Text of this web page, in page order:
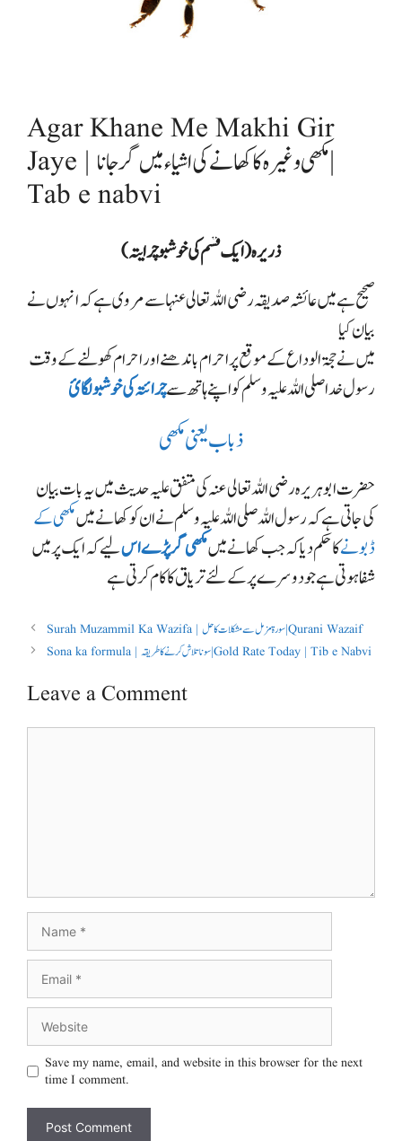
Agar Khane Me Makhi Gir
Jaye | مکھی وغیرہ کا کھانے کی اشیاء میں گر جانا |
Tab e nabvi
ذریرہ (ایک قسم کی خوشبو چرایتہ)
صحیح ہے میں عائشہ صدیقہ رضی اللہ تعالی عنہا سے مروی ہے کہ انہوں نے
بیان کیا
میں نے حجۃ الوداع کے موقع پر احرام باندھنے اور احرام کھولنے کے وقت
رسول خدا صلی اللہ علیہ وسلم کو اپنے ہاتھ سےچرائتہ کی خوشبو لگائ
ذباب یعنی مکھی
حضرت ابوہریرہ رضی اللہ تعالی عنہ کی متفق علیہ حدیث میں یہ بات بیان
کی جاتی ہے کہ رسول اللہ صلی اللہ علیہ وسلم نے ان کو کھانے میںمکھی کے
ڈبونےکا حکم دیا کہ جب کھانے میںمکھی گر پڑے اسلیے کہ ایک پر میں
شفا ہوتی ہے جو دوسرے پر کے لئے تریاق کا کام کرتی ہے
Surah Muzammil Ka Wazifa | سورۃ مزمل سے مشکلات کا حل | Qurani Wazaif
Sona ka formula | سونا تلاش کرنے کا طریقہ | Gold Rate Today | Tib e Nabvi
Leave a Comment
Save my name, email, and website in this browser for the next
time I comment.